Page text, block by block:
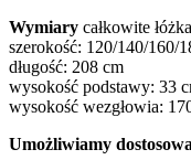
Wymiary całkowite
szerokość: 120/140/160/
długość: 208 cm
wysokość podstawy: 33
wysokość wezgłowia:
Umożliwiamy